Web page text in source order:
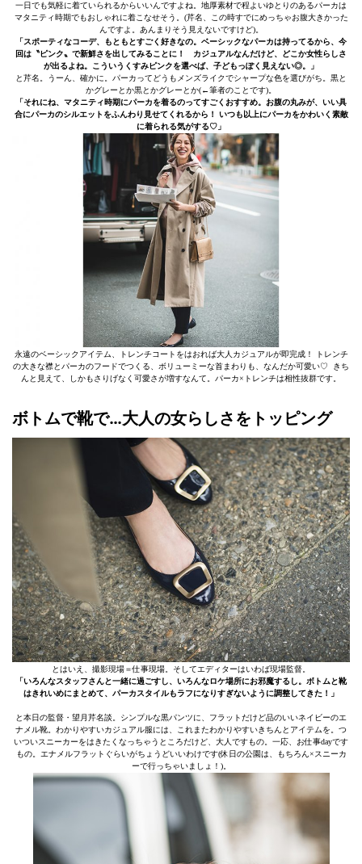
一日でも気軽に着ていられるからいいんですよね。地厚素材で程よいゆとりのあるパーカは
マタニティ時期でもおしゃれに着こなせそう。(芹名、この時すでにめっちゃお腹大きかった
んですよ。あんまりそう見えないですけど)。
「スポーティなコーデ、もともとすごく好きなの。ベーシックなパーカは持ってるから、今
回は〝ピンク〟で新鮮さを出してみることに！ カジュアルなんだけど、どこか女性らしさ
が出るよね。こういうくすみピンクを選べば、子どもっぽく見えない◎。」
と芹名。うーん、確かに。パーカってどうもメンズライクでシャープな色を選びがち。黒と
かグレーとか黒とかグレーとか(←筆者のことです)。
「それにね、マタニティ時期にパーカを着るのってすごくおすすめ。お腹の丸みが、いい具
合にパーカのシルエットをふんわり見せてくれるから！ いつも以上にパーカをかわいく素敵
に着られる気がする♡」
永遠のベーシックアイテム、トレンチコートをはおれば大人カジュアルが即完成！ トレンチ
の大きな襟とパーカのフードでつくる、ボリューミーな首まわりも、なんだか可愛い♡ きち
んと見えて、しかもさりげなく可愛さが増すなんて。パーカ×トレンチは相性抜群です。
ボトムで靴で…大人の女らしさをトッピング
とはいえ、撮影現場＝仕事現場。そしてエディターはいわば現場監督。
「いろんなスタッフさんと一緒に過ごすし、いろんなロケ場所にお邪魔するし。ボトムと靴
はきれいめにまとめて、パーカスタイルもラフになりすぎないように調整してきた！」
と本日の監督・望月芹名談。シンプルな黒パンツに、フラットだけど品のいいネイビーのエ
ナメル靴。わかりやすいカジュアル服には、これまたわかりやすいきちんとアイテムを。つ
いついスニーカーをはきたくなっちゃうところだけど、大人ですもの。一応、お仕事dayです
もの。エナメルフラットぐらいがちょうどいいわけです(休日の公園は、もちろん×スニーカ
ーで行っちゃいましょ！)。